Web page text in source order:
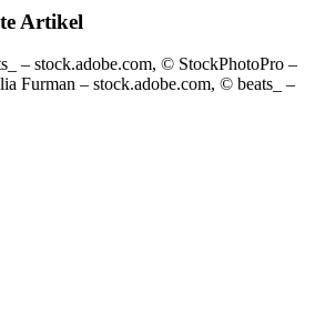
Artikel
– stock.adobe.com, © StockPhotoPro –
Furman – stock.adobe.com, © beats_ –